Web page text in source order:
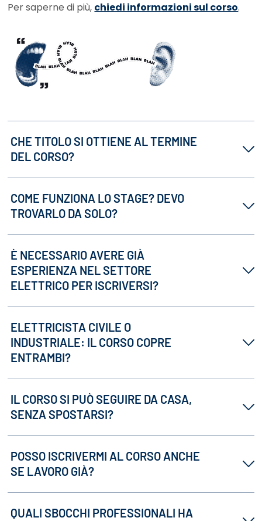
Per saperne di più, chiedi informazioni sul corso.
CHE TITOLO SI OTTIENE AL TERMINE
DEL CORSO?
COME FUNZIONA LO STAGE? DEVO
TROVARLO DA SOLO?
È NECESSARIO AVERE GIÀ
ESPERIENZA NEL SETTORE
ELETTRICO PER ISCRIVERSI?
ELETTRICISTA CIVILE O
INDUSTRIALE: IL CORSO COPRE
ENTRAMBI?
IL CORSO SI PUÒ SEGUIRE DA CASA,
SENZA SPOSTARSI?
POSSO ISCRIVERMI AL CORSO ANCHE
SE LAVORO GIÀ?
QUALI SBOCCHI PROFESSIONALI HA